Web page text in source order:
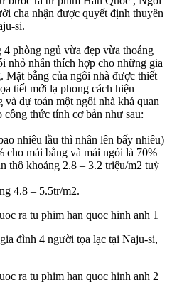
cha nhận được quyết định thuyên
si.
phòng ngủ vừa đẹp vừa thoáng
nhỏ nhắn thích hợp cho những gia
Mặt bằng của ngôi nhà được thiết
tiết mới lạ phong cách hiện
dự toán một ngôi nhà khá quan
công thức tính cơ bản như sau:
nhiêu lầu thì nhân lên bấy nhiêu)
cho mái bằng và mái ngói là 70%
thô khoảng 2.8 – 3.2 triệu/m2 tuỳ
4.8 – 5.5tr/m2.
đình 4 người tọa lạc tại Naju-si,